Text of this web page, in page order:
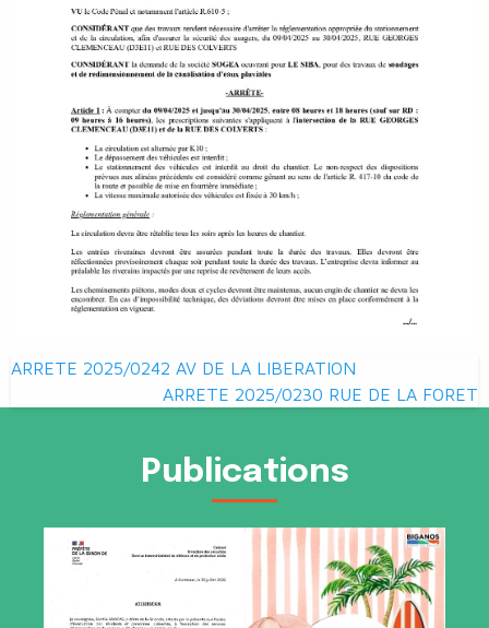
Navigation
de
ARRETE 2025/0242 AV DE LA LIBERATION
ARRETE 2025/0230 RUE DE LA FORET
Publications